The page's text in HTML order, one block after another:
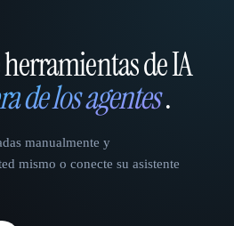
de IA
de los agentes.
manualmente y
mismo o conecte su asistente